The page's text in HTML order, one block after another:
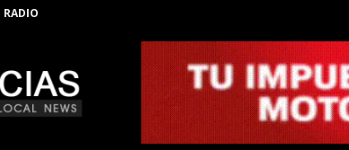
RADIO